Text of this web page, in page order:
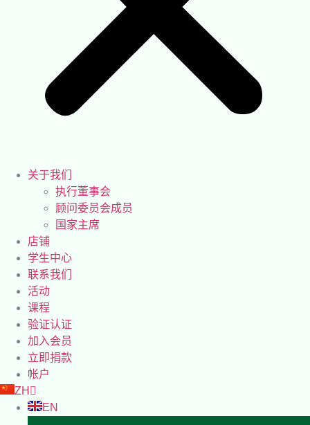
关于我们
执行董事会
顾问委员会成员
国家主席
店铺
学生中心
联系我们
活动
课程
验证认证
加入会员
立即捐款
帐户
ZH
EN